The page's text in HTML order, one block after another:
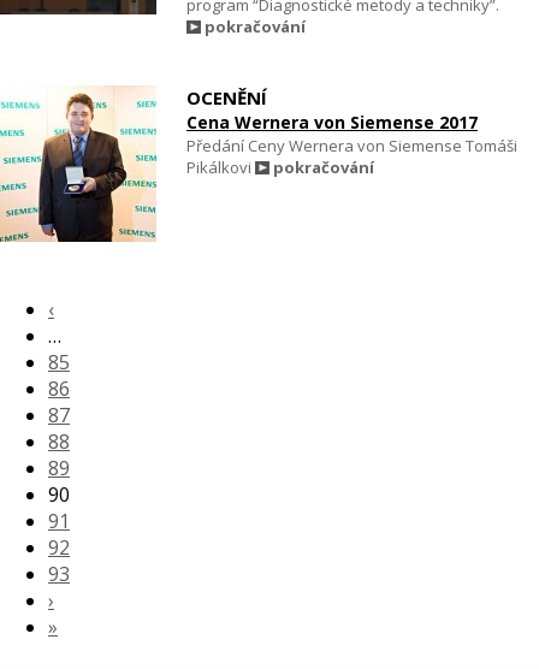
program “Diagnostické metody a techniky”.
pokračování
OCENĚNÍ
Cena Wernera von Siemense 2017
Předání Ceny Wernera von Siemense Tomáši
Pikálkovi
pokračování
‹
…
85
86
87
88
89
90
91
92
93
›
»